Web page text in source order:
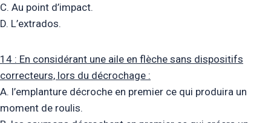
C. Au point d’impact.
D. L’extrados.
14 : En considérant une aile en flèche sans dispositifs
correcteurs, lors du décrochage :
A. l’emplanture décroche en premier ce qui produira un
moment de roulis.